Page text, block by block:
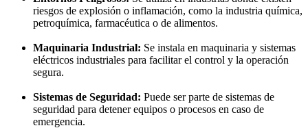
riesgos de explosión o inflamación, como la industria química,
petroquímica, farmacéutica o de alimentos.
Maquinaria Industrial: Se instala en maquinaria y sistemas
eléctricos industriales para facilitar el control y la operación
segura.
Sistemas de Seguridad: Puede ser parte de sistemas de
seguridad para detener equipos o procesos en caso de
emergencia.